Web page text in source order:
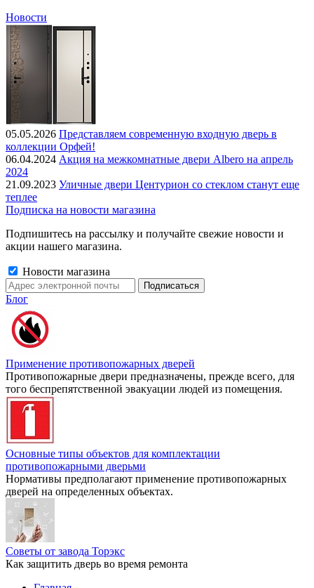
Новости
05.05.2026 Представляем современную входную дверь в
коллекции Орфей!
06.04.2024 Акция на межкомнатные двери Albero на апрель
2024
21.09.2023 Уличные двери Центурион со стеклом станут еще
теплее
Подписка на новости магазина
Подпишитесь на рассылку и получайте свежие новости и
акции нашего магазина.
Новости магазина
Блог
Применение противопожарных дверей
Противопожарные двери предназначены, прежде всего, для
того беспрепятственной эвакуации людей из помещения.
Основные типы объектов для комплектации
противопожарными дверьми
Нормативы предполагают применение противопожарных
дверей на определенных объектах.
Советы от завода Торэкс
Как защитить дверь во время ремонта